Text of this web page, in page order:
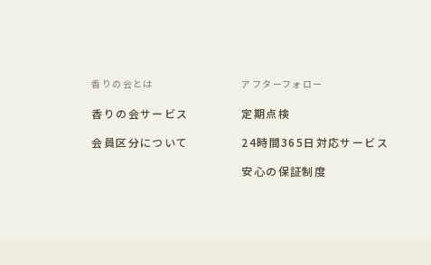
香りの会とは
香りの会サービス
会員区分について
アフターフォロー
定期点検
24時間365日対応サービス
安心の保証制度